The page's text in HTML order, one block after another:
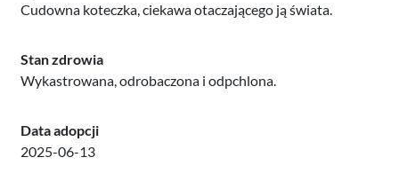
Cudowna koteczka, ciekawa otaczającego ją świata.
Stan zdrowia
Wykastrowana, odrobaczona i odpchlona.
Data adopcji
2025-06-13